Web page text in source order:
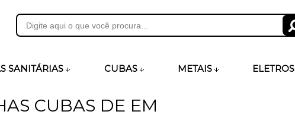
SANITÁRIAS CUBAS METAIS ELETROS
CUBAS DE EM